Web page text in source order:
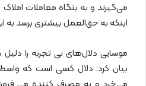
می‌گیرند و به بنگاه معاملات املاک
اینکه به حق‌العمل بیشتری برسد
موسایی دلال‌های بی تجربه را
بیان کرد: دلال کسی است که